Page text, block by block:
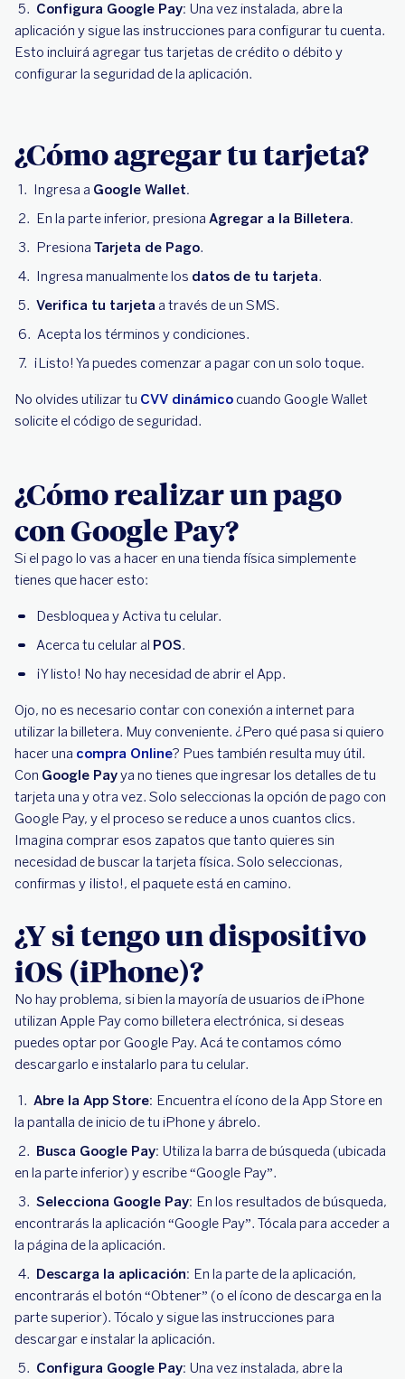
Configura Google Pay: Una vez instalada, abre la
aplicación y sigue las instrucciones para configurar tu cuenta.
Esto incluirá agregar tus tarjetas de crédito o débito y
configurar la seguridad de la aplicación.
¿Cómo agregar tu tarjeta?
Ingresa a Google Wallet.
En la parte inferior, presiona Agregar a la Billetera.
Presiona Tarjeta de Pago.
Ingresa manualmente los datos de tu tarjeta.
Verifica tu tarjeta a través de un SMS.
Acepta los términos y condiciones.
¡Listo! Ya puedes comenzar a pagar con un solo toque.
No olvides utilizar tu CVV dinámico cuando Google Wallet
solicite el código de seguridad.
¿Cómo realizar un pago
con Google Pay?
Si el pago lo vas a hacer en una tienda física simplemente
tienes que hacer esto:
Desbloquea y Activa tu celular.
Acerca tu celular al POS.
¡Y listo! No hay necesidad de abrir el App.
Ojo, no es necesario contar con conexión a internet para
utilizar la billetera. Muy conveniente. ¿Pero qué pasa si quiero
hacer una compra Online? Pues también resulta muy útil.
Con Google Payya no tienes que ingresar los detalles de tu
tarjeta una y otra vez. Solo seleccionas la opción de pago con
Google Pay, y el proceso se reduce a unos cuantos clics.
Imagina comprar esos zapatos que tanto quieres sin
necesidad de buscar la tarjeta física. Solo seleccionas,
confirmas y ¡listo!, el paquete está en camino.
¿Y si tengo un dispositivo
iOS (iPhone)?
No hay problema, si bien la mayoría de usuarios de iPhone
utilizan Apple Pay como billetera electrónica, si deseas
puedes optar por Google Pay. Acá te contamos cómo
descargarlo e instalarlo para tu celular.
Abre la App Store: Encuentra el ícono de la App Store en
la pantalla de inicio de tu iPhone y ábrelo.
Busca Google Pay: Utiliza la barra de búsqueda (ubicada
en la parte inferior) y escribe “Google Pay”.
Selecciona Google Pay: En los resultados de búsqueda,
encontrarás la aplicación “Google Pay”. Tócala para acceder a
la página de la aplicación.
Descarga la aplicación: En la parte de la aplicación,
encontrarás el botón “Obtener” (o el ícono de descarga en la
parte superior). Tócalo y sigue las instrucciones para
descargar e instalar la aplicación.
Configura Google Pay: Una vez instalada, abre la